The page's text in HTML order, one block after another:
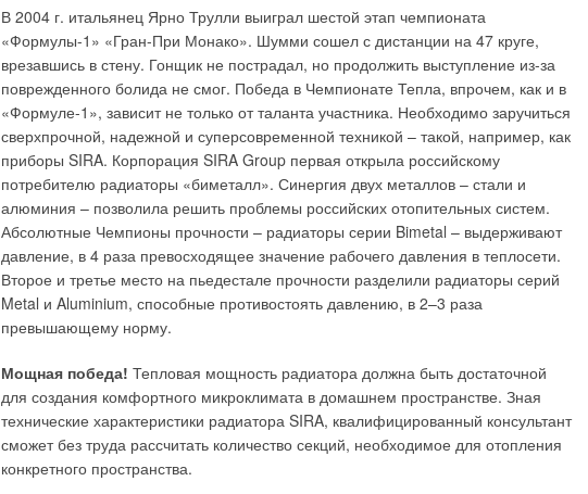
В 2004 г. итальянец Ярно Трулли выиграл шестой этап чемпионата
«Формулы-1» «Гран-При Монако». Шумми сошел с дистанции на 47 круге,
врезавшись в стену. Гонщик не пострадал, но продолжить выступление из-за
поврежденного болида не смог. Победа в Чемпионате Тепла, впрочем, как и в
«Формуле-1», зависит не только от таланта участника. Необходимо заручиться
сверхпрочной, надежной и суперсовременной техникой – такой, например, как
приборы SIRA. Корпорация SIRA Group первая открыла российскому
потребителю радиаторы «биметалл». Синергия двух металлов – стали и
алюминия – позволила решить проблемы российских отопительных систем.
Абсолютные Чемпионы прочности – радиаторы серии Bimetal – выдерживают
давление, в 4 раза превосходящее значение рабочего давления в теплосети.
Второе и третье место на пьедестале прочности разделили радиаторы серий
Metal и Aluminium, способные противостоять давлению, в 2–3 раза
превышающему норму.
Мощная победа! Тепловая мощность радиатора должна быть достаточной
для создания комфортного микроклимата в домашнем пространстве. Зная
технические характеристики радиатора SIRA, квалифицированный консультант
сможет без труда рассчитать количество секций, необходимое для отопления
конкретного пространства.
способе монтажа. Гибкий, неограниченный в размерах, полимерный рукав
(вкладыш) опускается в дымоход, подключается к паровому генератору и под
давлением раскрывается, точно повторяя форму дымохода, в результате
необратимой реакции материал полностью затвердевает.
Непосредственный монтаж без подготовительных работ занимает от 1,5 до 3
ч.Что, в свою очередь, позволяет не откладывать ремонт и профилактические
работы до наступления теплого времени года. Технология FURANFLEX нашла
свое применение и в промышленных масштабах. На сегодняшний день
максимальная высота смонтированных разово промышленных труб
составляет 46 м при диаметре 1250 мм.
Благодаря техническим разработкам наших специалистов теперь мы можем
предложить вам новый продукт с теплоизоляцией — FURANFLEX IZOL. Он
имеет теплозащитную оболочку, что позволяет его монтировать независимо от
кирпичного дымового канала, как внутри, так и снаружи здания. Обладая
относительно небольшим весом (9,5 кг на п.м., Ø200), не требует закладки
фундамента. А внешняя отделка FURANFLEX IZOL может быть выполнена в
любой цветовой гамме, для более полного стилистического соответствия
зданию.